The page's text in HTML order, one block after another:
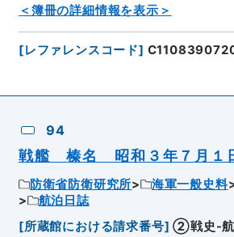
＜簿冊の詳細情報を表示＞
[レファレンスコード]
94
戦艦 榛名 昭和３年７月１
防衛省防衛研究所 海軍一般史料
航泊日誌
[所蔵館における請求番号] ②戦史-航